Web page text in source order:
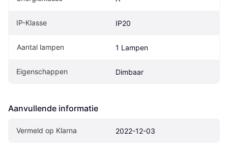
IP-Klasse IP20
Aantal lampen 1 Lampen
Eigenschappen Dimbaar
Aanvullende informatie
Vermeld op Klarna 2022-12-03